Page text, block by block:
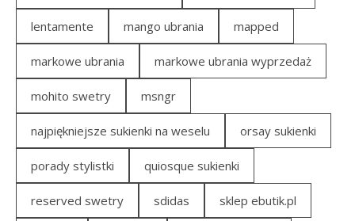
lentamente mango ubrania mapped
markowe ubrania markowe ubrania wyprzedaż
mohito swetry msngr
najpiękniejsze sukienki na weselu orsay sukienki
porady stylistki quiosque sukienki
reserved swetry sdidas sklep ebutik.pl